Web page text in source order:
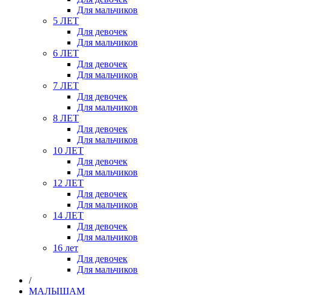
Для мальчиков
5 ЛЕТ
Для девочек
Для мальчиков
6 ЛЕТ
Для девочек
Для мальчиков
7 ЛЕТ
Для девочек
Для мальчиков
8 ЛЕТ
Для девочек
Для мальчиков
10 ЛЕТ
Для девочек
Для мальчиков
12 ЛЕТ
Для девочек
Для мальчиков
14 ЛЕТ
Для девочек
Для мальчиков
16 лет
Для девочек
Для мальчиков
/
МАЛЫШАМ